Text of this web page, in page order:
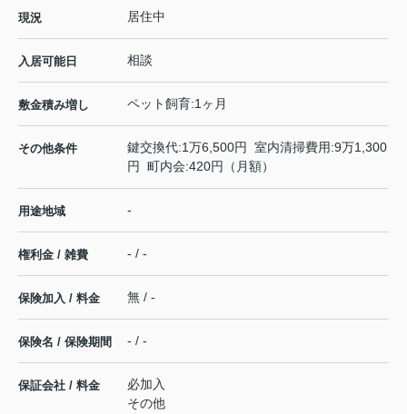
現況 居住中
入居可能日 相談
敷金積み増し ペット飼育:1ヶ月
その他条件
鍵交換代:1万6,500円 室内清掃費用:9万1,300
円 町内会:420円（月額）
用途地域 -
権利金 / 雑費 - / -
保険加入 / 料金 無 / -
保険名 / 保険期間 - / -
保証会社 / 料金
必加入
その他